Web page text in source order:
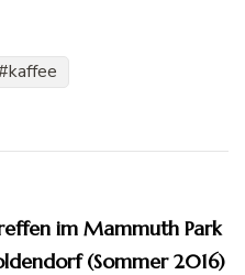
kaffee
im Mammuth Park
(Sommer 2016)